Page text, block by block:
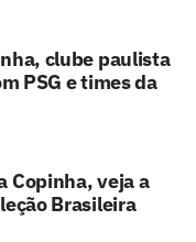
clube paulista
PSG e times da
Copinha, veja a
Brasileira